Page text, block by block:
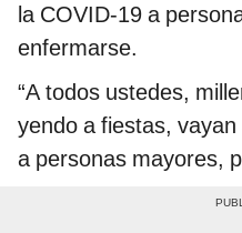
la COVID-19 a
enfermarse.
“A todos ustedes,
yendo a fiestas,
a personas mayores,